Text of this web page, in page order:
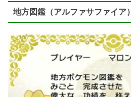
地方図鑑（アルファサファイア）